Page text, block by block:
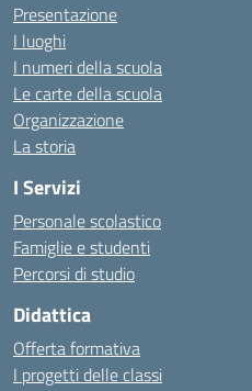
Presentazione
I luoghi
I numeri della scuola
Le carte della scuola
Organizzazione
La storia
I Servizi
Personale scolastico
Famiglie e studenti
Percorsi di studio
Didattica
Offerta formativa
I progetti delle classi